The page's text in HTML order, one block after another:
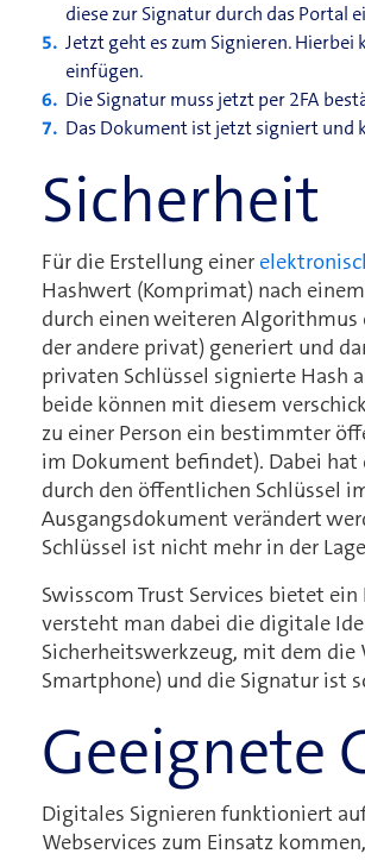
diese zur Signatur durch das Portal
Jetzt geht es zum Signieren.
einfügen.
Die Signatur muss jetzt per 2FA
Das Dokument ist jetzt signiert und
Sicherheit
Für die Erstellung einer
Hashwert (Komprimat) nach
durch einen weiteren
der andere privat) generiert und
privaten Schlüssel signierte Hash
beide können mit diesem
zu einer Person ein bestimmter
im Dokument befindet). Dabei
durch den öffentlichen Schlüssel
Ausgangsdokument verändert
Schlüssel ist nicht mehr in der
Swisscom Trust Services bietet
versteht man dabei die digitale
Sicherheitswerkzeug, mit dem
Smartphone) und die Signatur ist
Geeignete
Digitales Signieren funktioniert
Webservices zum Einsatz